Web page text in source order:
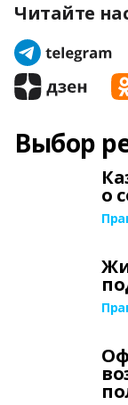
Читайте
Выбор
о